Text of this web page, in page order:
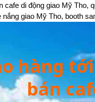
di động giao Mỹ
giao Mỹ Tho, booth
hàng
bán